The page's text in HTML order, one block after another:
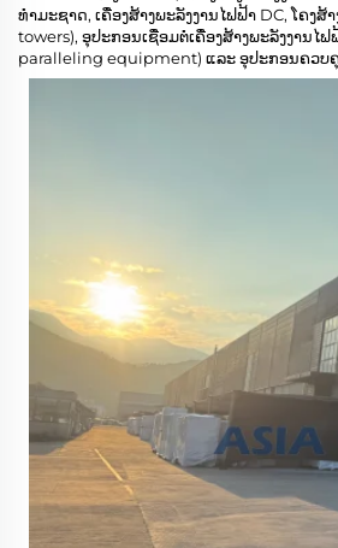
ທຳມະຊາດ, ເຄື່ອງສ້າງພະລັງງານໄຟຟ້າ DC, ໂຄງສ້
towers), ອຸປະກອນເຊື່ອມຕໍ່ເຄື່ອງສ້າງພະລັງງານໄ
paralleling equipment) ແລະ ອຸປະກອນຄວບ